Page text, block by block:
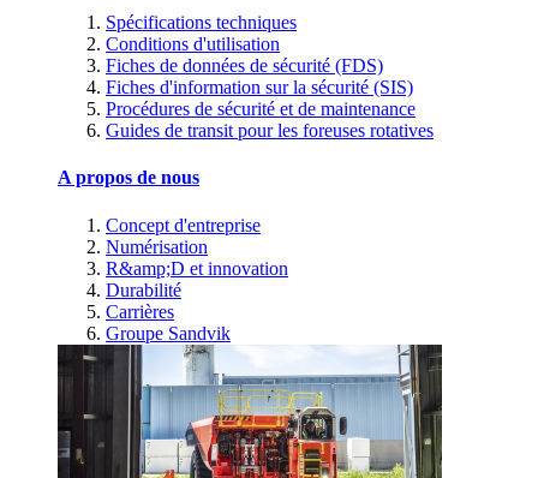
Spécifications techniques
Conditions d'utilisation
Fiches de données de sécurité (FDS)
Fiches d'information sur la sécurité (SIS)
Procédures de sécurité et de maintenance
Guides de transit pour les foreuses rotatives
A propos de nous
Concept d'entreprise
Numérisation
R&amp;D et innovation
Durabilité
Carrières
Groupe Sandvik